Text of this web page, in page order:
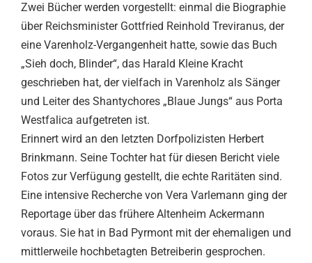
Zwei Bücher werden vorgestellt: einmal die Biographie
über Reichsminister Gottfried Reinhold Treviranus, der
eine Varenholz-Vergangenheit hatte, sowie das Buch
„Sieh doch, Blinder“, das Harald Kleine Kracht
geschrieben hat, der vielfach in Varenholz als Sänger
und Leiter des Shantychores „Blaue Jungs“ aus Porta
Westfalica aufgetreten ist.
Erinnert wird an den letzten Dorfpolizisten Herbert
Brinkmann. Seine Tochter hat für diesen Bericht viele
Fotos zur Verfügung gestellt, die echte Raritäten sind.
Eine intensive Recherche von Vera Varlemann ging der
Reportage über das frühere Altenheim Ackermann
voraus. Sie hat in Bad Pyrmont mit der ehemaligen und
mittlerweile hochbetagten Betreiberin gesprochen.